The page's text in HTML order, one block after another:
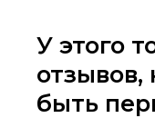
У этого
быть